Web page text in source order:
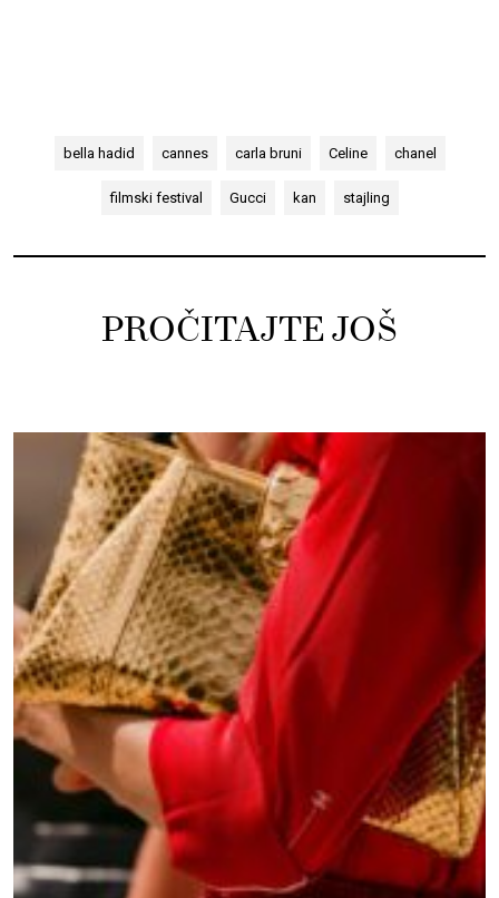
bella hadid cannes carla bruni Celine chanel
filmski festival Gucci kan stajling
PROČITAJTE JOŠ